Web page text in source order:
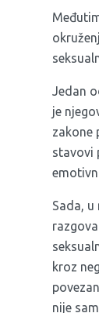
Jedan
je
zakone
stavovi
Sada,
kroz
nije